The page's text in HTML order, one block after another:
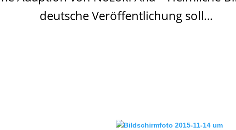
deutsche Veröffentlichung soll…